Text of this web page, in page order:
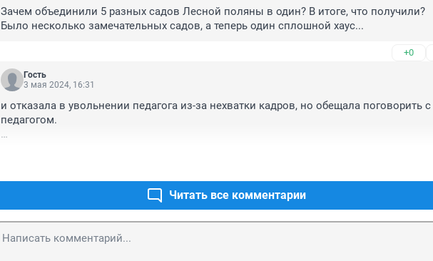
Зачем объединили 5 разных садов Лесной поляны в один? В итоге, что получили?
Было несколько замечательных садов, а теперь один сплошной хаус...
+0
Гость
3 мая 2024, 16:31
и отказала в увольнении педагога из-за нехватки кадров, но обещала поговорить с
педагогом.
заниматься с психологом? это как тюрьма для детей!
Читать все комментарии